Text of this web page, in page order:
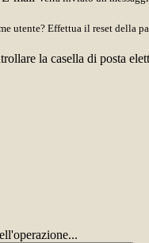
utente? Effettua il reset della
la casella di posta